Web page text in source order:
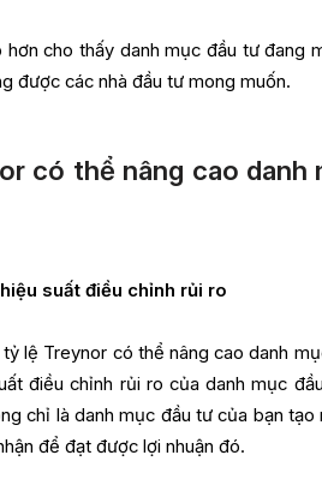
hơn cho thấy danh mục đầu tư đang
được các nhà đầu tư mong muốn.
có thể nâng cao
suất điều chỉnh rủi ro
lệ Treynor có thể nâng cao danh
điều chỉnh rủi ro của danh mục
chỉ là danh mục đầu tư của bạn
để đạt được lợi nhuận đó.